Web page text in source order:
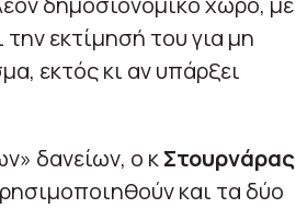
εκτίμησή του για μη
εκτός κι αν υπάρξει
δανείων, ο κΣτουρνάρας
και τα δύο